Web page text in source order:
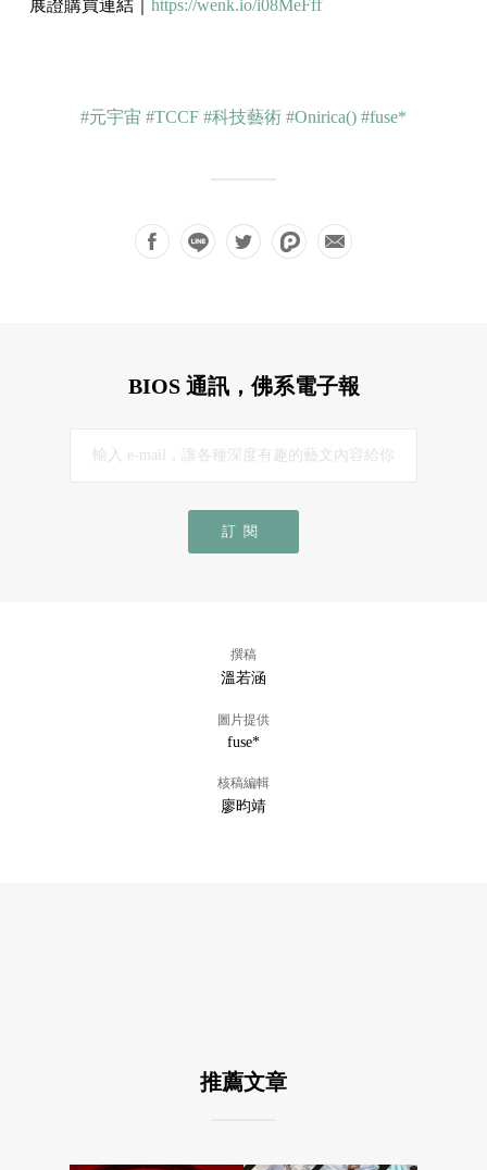
展證購買連結｜ https://wenk.io/i08MeFff
#元宇宙 #TCCF #科技藝術 #Onirica() #fuse*
BIOS 通訊，佛系電子報
訂閱
撰稿
溫若涵
圖片提供
fuse*
核稿編輯
廖昀靖
推薦文章